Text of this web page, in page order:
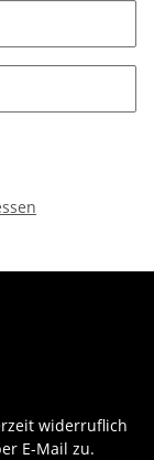
widerruflich
E-Mail zu.